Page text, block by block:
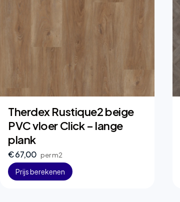
Therdex Rustique2 beige
PVC vloer Click – lange
plank
€ 67,00 per m2
Prijs berekenen